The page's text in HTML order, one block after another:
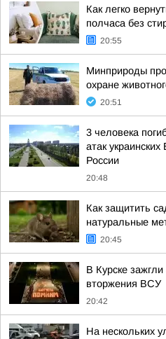
Как легко
полчаса без
20:55
Минприроды
охране
20:51
3 человека
атак
России
20:48
Как защитить
натуральные
20:45
В Курске
вторжения ВСУ
20:42
На нескольких